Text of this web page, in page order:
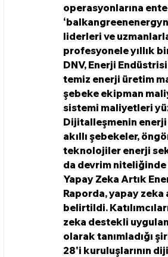
operasyonlarına
liderleri ve
profesyonele yıllık
DNV, Enerji
temiz enerji üretim
şebeke ekipman
sistemi maliyetleri
Dijitalleşmenin
akıllı şebekeler,
teknolojiler enerji
da devrim niteliğinde
Yapay Zeka Artık
Raporda, yapay
belirtildi.
zeka destekli
olarak tanımladığı
28'i kuruluşlarının